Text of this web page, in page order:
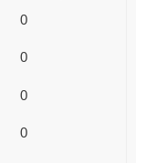
0
0
0
0